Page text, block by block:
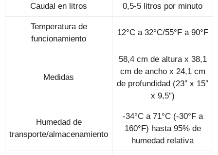
Caudal en litros 0,5-5 litros por minuto
Temperatura de
funcionamiento
12°C a 32°C/55°F a 90°F
Medidas
58,4 cm de altura x 38,1
cm de ancho x 24,1 cm
de profundidad (23″ x 15″
x 9,5″)
Humedad de
transporte/almacenamiento
-34°C a 71°C (-30°F a
160°F) hasta 95% de
humedad relativa